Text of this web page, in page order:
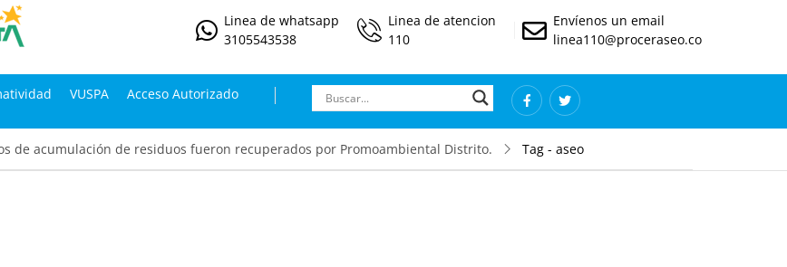
Linea de whatsapp
3105543538
Linea de atencion
110
Envíenos un email
linea110@proceraseo.co
VUSPA Acceso Autorizado
de acumulación de residuos fueron recuperados por Promoambiental Distrito. Tag - aseo